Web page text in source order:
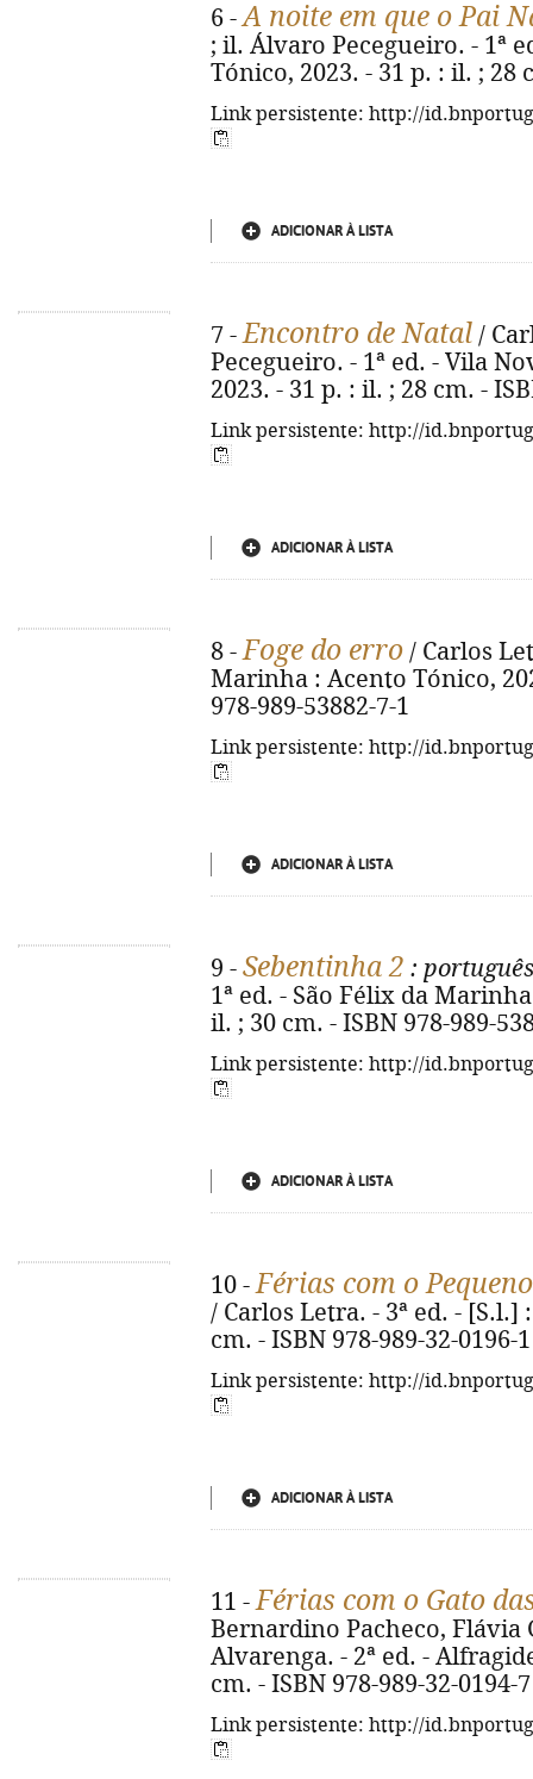
6 -A noite em que o Pai
; il. Álvaro Pecegueiro. - 1ª
Tónico, 2023. - 31 p. : il. ; 28
Link persistente: http://
ADICIONAR À LISTA
7 -Encontro de Natal /
Pecegueiro. - 1ª ed. - Vila
2023. - 31 p. : il. ; 28 cm. -
Link persistente: http://
ADICIONAR À LISTA
8 -Foge do erro / Carlos
Marinha : Acento Tónico,
978-989-53882-7-1
Link persistente: http://
ADICIONAR À LISTA
9 - Sebentinha 2 :
1ª ed. - São Félix da
il. ; 30 cm. - ISBN 978-989-
Link persistente: http://
ADICIONAR À LISTA
10 -Férias com o
/ Carlos Letra. - 3ª ed. - [S.l.]
cm. - ISBN 978-989-32-0196-1
Link persistente: http://
ADICIONAR À LISTA
11 -Férias com o Gato
Bernardino Pacheco, Flávia
Alvarenga. - 2ª ed. -
cm. - ISBN 978-989-32-0194-7
Link persistente: http://